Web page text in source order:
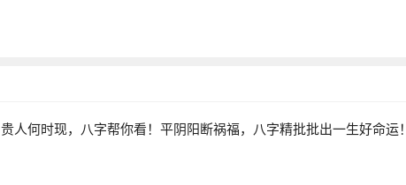
贵人何时现，八字帮你看！平阴阳断祸福，八字精批批出一生好命运！